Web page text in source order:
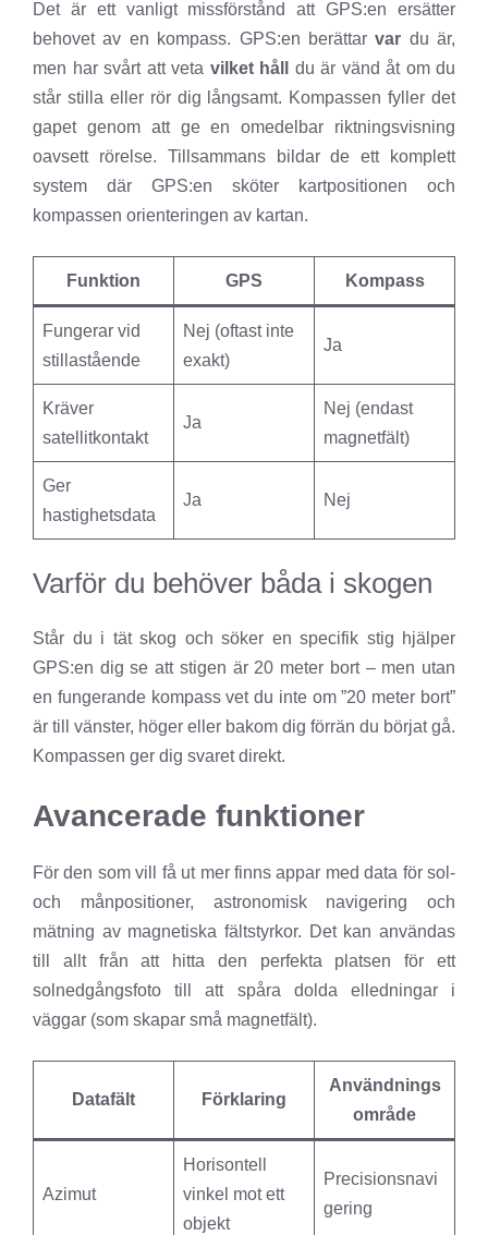
Det är ett vanligt missförstånd att GPS:en ersätter
behovet av en kompass. GPS:en berättarvar du är,
men har svårt att veta vilket håll
du är vänd åt om du
står stilla eller rör dig långsamt. Kompassen fyller det
gapet genom att ge en omedelbar riktningsvisning
oavsett rörelse. Tillsammans bildar de ett komplett
system där GPS:en sköter kartpositionen och
kompassen orienteringen av kartan.
Funktion GPS Kompass
Fungerar vid
stillastående
Nej (oftast inte
exakt)
Ja
Kräver
satellitkontakt
Ja
Nej (endast
magnetfält)
Ger
hastighetsdata
Ja Nej
Varför du behöver båda i skogen
Står du i tät skog och söker en specifik stig hjälper
GPS:en dig se att stigen är 20 meter bort – men utan
en fungerande kompass vet du inte om ”20 meter bort”
är till vänster, höger eller bakom dig förrän du börjat gå.
Kompassen ger dig svaret direkt.
Avancerade funktioner
För den som vill få ut mer finns appar med data för sol-
och månpositioner, astronomisk navigering och
mätning av magnetiska fältstyrkor. Det kan användas
till allt från att hitta den perfekta platsen för ett
solnedgångsfoto till att spåra dolda elledningar i
väggar (som skapar små magnetfält).
Datafält Förklaring
Användnings
område
Azimut
Horisontell
vinkel mot ett
objekt
Precisionsnavi
gering